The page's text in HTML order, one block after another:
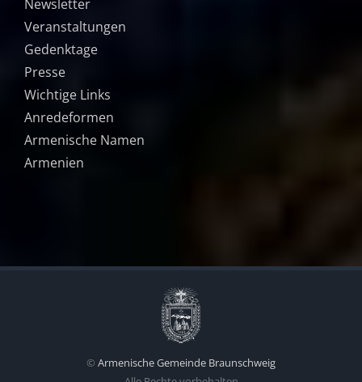
Newsletter
Veranstaltungen
Gedenktage
Presse
Wichtige Links
Anredeformen
Armenische Namen
Armenien
© Armenische Gemeinde Braunschweig